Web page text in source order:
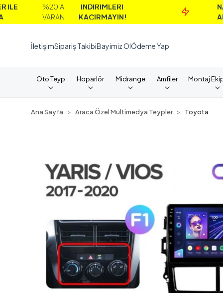
%20'A
İNDİRİMLERİ
KAÇIRMAYIN!
NAKİT
İletişimSipariş TakibiBayimiz OlÖdeme Yap
Oto Teyp Hoparlör Midrange Amfiler Montaj
Ana Sayfa Araca Özel Multimedya Teypler Toyota